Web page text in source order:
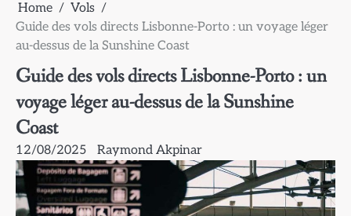
Home
Vols
Guide des vols directs Lisbonne-Porto : un voyage léger
au-dessus de la Sunshine Coast
Guide des vols directs Lisbonne-Porto : un
voyage léger au-dessus de la Sunshine
Coast
12/08/2025 Raymond Akpinar